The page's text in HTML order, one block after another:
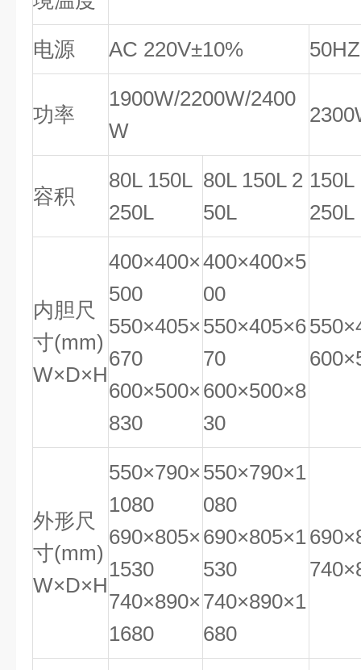
电源 AC 220V±10% 50HZ
功率
1900W/2200W/2400
W
容积
80L 150L
250L
80L 150L 2
50L
150L
250L
内胆尺
寸(mm)
W×D×H
400×400×
500
550×405×
670
600×500×
830
400×400×5
00
550×405×6
70
600×500×8
30
外形尺
寸(mm)
W×D×H
550×790×
1080
690×805×
1530
740×890×
1680
550×790×1
080
690×805×1
530
740×890×1
680